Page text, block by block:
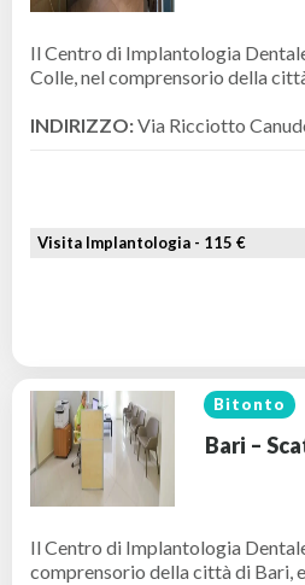
Il Centro di Implantologia
Colle, nel comprensorio della
INDIRIZZO:Via Ricciotto
Visita Implantologia - 115 €
Bitonto
Bari –
Il Centro di Implantologia
comprensorio della città di Bari,